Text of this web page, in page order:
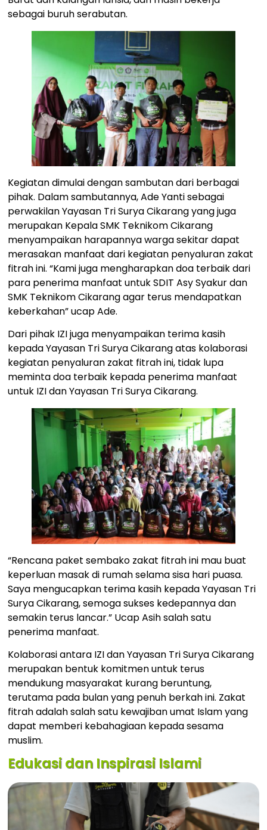
sebagai buruh serabutan.
Kegiatan dimulai dengan sambutan dari berbagai
pihak. Dalam sambutannya, Ade Yanti sebagai
perwakilan Yayasan Tri Surya Cikarang yang juga
merupakan Kepala SMK Teknikom Cikarang
menyampaikan harapannya warga sekitar dapat
merasakan manfaat dari kegiatan penyaluran zakat
fitrah ini. “Kami juga mengharapkan doa terbaik dari
para penerima manfaat untuk SDIT Asy Syakur dan
SMK Teknikom Cikarang agar terus mendapatkan
keberkahan” ucap Ade.
Dari pihak IZI juga menyampaikan terima kasih
kepada Yayasan Tri Surya Cikarang atas kolaborasi
kegiatan penyaluran zakat fitrah ini, tidak lupa
meminta doa terbaik kepada penerima manfaat
untuk IZI dan Yayasan Tri Surya Cikarang.
“Rencana paket sembako zakat fitrah ini mau buat
keperluan masak di rumah selama sisa hari puasa.
Saya mengucapkan terima kasih kepada Yayasan Tri
Surya Cikarang, semoga sukses kedepannya dan
semakin terus lancar.” Ucap Asih salah satu
penerima manfaat.
Kolaborasi antara IZI dan Yayasan Tri Surya Cikarang
merupakan bentuk komitmen untuk terus
mendukung masyarakat kurang beruntung,
terutama pada bulan yang penuh berkah ini. Zakat
fitrah adalah salah satu kewajiban umat Islam yang
dapat memberi kebahagiaan kepada sesama
muslim.
Edukasi dan Inspirasi Islami